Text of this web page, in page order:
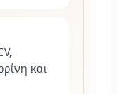
και